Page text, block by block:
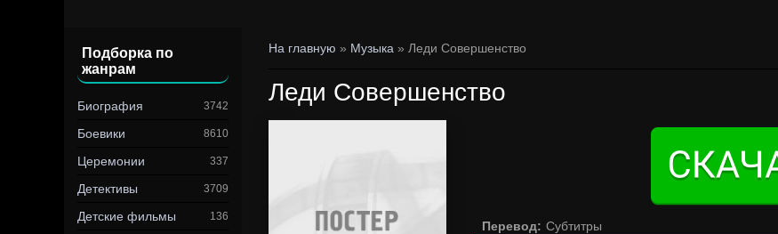
Подборка по
жанрам
Биография 3742
Боевики 8610
Церемонии 337
Детективы 3709
Детские фильмы 136
На главную » Музыка » Леди Совершенство
Леди Совершенство
Перевод: Субтитры